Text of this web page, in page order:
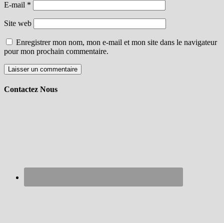
E-mail *
Site web
Enregistrer mon nom, mon e-mail et mon site dans le navigateur
pour mon prochain commentaire.
Contactez Nous